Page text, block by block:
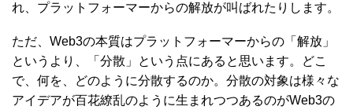
れ、プラットフォーマーからの解放が叫ばれたりします。
ただ、Web3の本質はプラットフォーマーからの「解放」
というより、「分散」という点にあると思います。どこ
で、何を、どのように分散するのか。分散の対象は様々な
アイデアが百花繚乱のように生まれつつあるのがWeb3の